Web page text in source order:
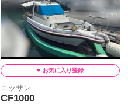
ニッサン
CF1000